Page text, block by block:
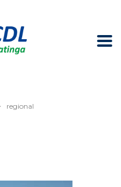
regional